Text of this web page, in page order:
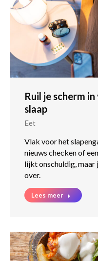
Ruil je scherm
slaap
Eet
Vlak voor het
nieuws checken of
lijkt onschuldig, maar
over.
Lees meer